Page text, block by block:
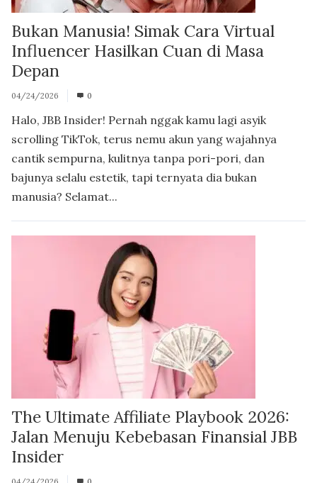
Bukan Manusia! Simak Cara Virtual
Influencer Hasilkan Cuan di Masa
Depan
04/24/2026 0
Halo, JBB Insider! Pernah nggak kamu lagi asyik
scrolling TikTok, terus nemu akun yang wajahnya
cantik sempurna, kulitnya tanpa pori-pori, dan
bajunya selalu estetik, tapi ternyata dia bukan
manusia? Selamat...
The Ultimate Affiliate Playbook 2026:
Jalan Menuju Kebebasan Finansial JBB
Insider